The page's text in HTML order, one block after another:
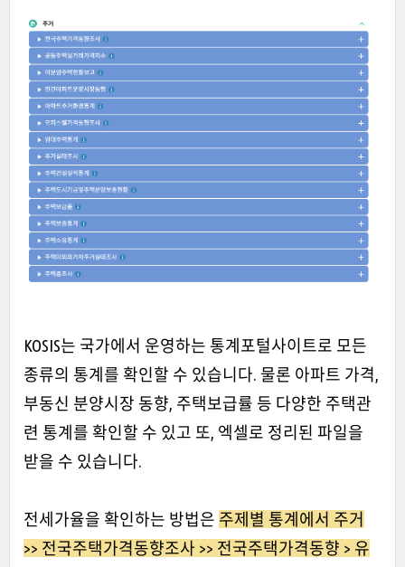
KOSIS는 국가에서 운영하는 통계포털사이트로 모든
종류의 통계를 확인할 수 있습니다. 물론 아파트 가격,
부동신 분양시장 동향, 주택보급률 등 다양한 주택관
련 통계를 확인할 수 있고 또, 엑셀로 정리된 파일을
받을 수 있습니다.
전세가율을 확인하는 방법은 주제별 통계에서 주거
>> 전국주택가격동향조사 >> 전국주택가격동향 > 유